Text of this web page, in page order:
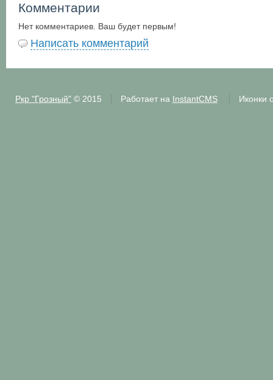
Комментарии
Нет комментариев. Ваш будет первым!
Написать комментарий
Ркр "Грозный"© 2015 Работает на InstantCMS Иконки